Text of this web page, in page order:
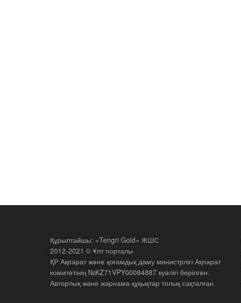
Құрылтайшы: «Tengri Gold» ЖШС
2012-2021 © Ұлт порталы
ҚР Ақпарат және қоғамдық даму министрлігі Ақпарат
комитетінің №KZ71VPY00084887 куәлігі берілген.
Авторлық және жарнама құқықтар толық сақталған.